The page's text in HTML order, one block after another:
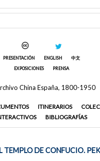
PRESENTACIÓN ENGLISH
中文
EXPOSICIONES
PRENSA
ITINERARIOS
BIBLIOGRAFÍAS
TEMPLO DE CONFUCIO.